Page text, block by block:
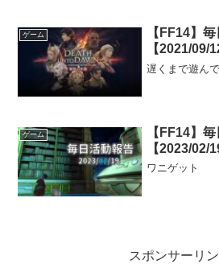
ゲーム
【FF14】
【2021/09/
遅くまで遊ん
ゲーム
【FF14】
【2023/02/
ワニゲット
スポンサーリ